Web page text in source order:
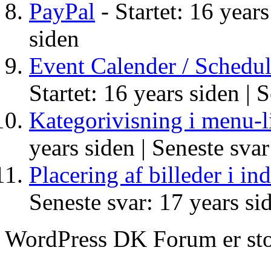
PayPal - Startet: 16
siden
Event Calender /
Startet: 16 years siden |
Kategorivisning i
years siden | Seneste
Placering af billeder i
Seneste svar: 17 years
WordPress DK Forum er